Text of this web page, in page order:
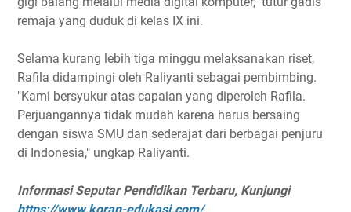
remaja yang duduk di kelas IX ini.
Selama kurang lebih tiga minggu melaksanakan riset,
Rafila didampingi oleh Raliyanti sebagai pembimbing.
"Kami bersyukur atas capaian yang diperoleh Rafila.
Perjuangannya tidak mudah karena harus bersaing
dengan siswa SMU dan sederajat dari berbagai penjuru
di Indonesia," ungkap Raliyanti.
Informasi Seputar Pendidikan Terbaru, Kunjungi